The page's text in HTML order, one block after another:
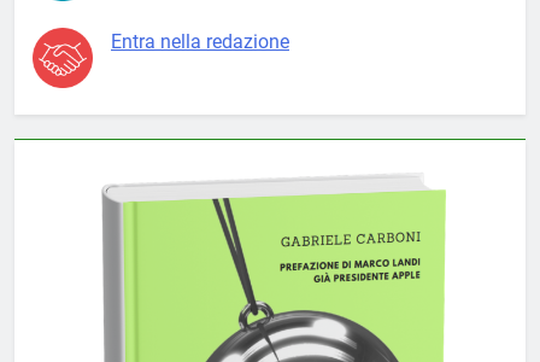
Entra nella redazione